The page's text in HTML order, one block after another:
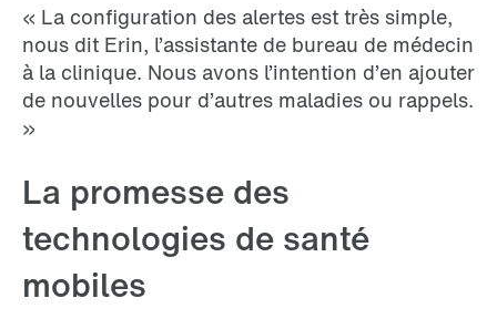
« La configuration des alertes est très simple,
nous dit Erin, l’assistante de bureau de médecin
à la clinique. Nous avons l’intention d’en ajouter
de nouvelles pour d’autres maladies ou rappels.
»
La promesse des
technologies de santé
mobiles